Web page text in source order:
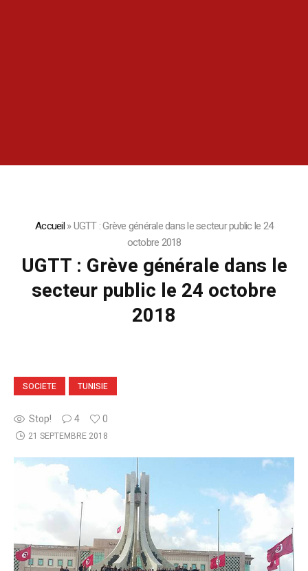
Accueil»UGTT : Grève générale dans le secteur public le 24
octobre 2018
UGTT : Grève générale dans le
secteur public le 24 octobre
2018
SOCIETE TUNISIE
Stop! 4 0
21 SEPTEMBRE 2018